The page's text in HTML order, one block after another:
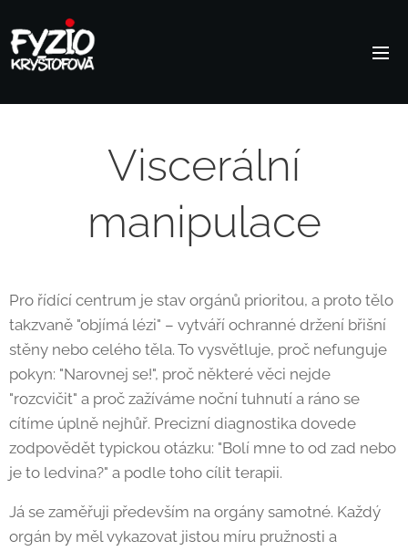
Viscerální
manipulace
Pro řídící centrum je stav orgánů prioritou, a proto tělo
takzvaně "objímá lézi" – vytváří ochranné držení břišní
stěny nebo celého těla. To vysvětluje, proč nefunguje
pokyn: "Narovnej se!", proč některé věci nejde
"rozcvičit" a proč zažíváme noční tuhnutí a ráno se
cítíme úplně nejhůř. Precizní diagnostika dovede
zodpovědět typickou otázku: "Bolí mne to od zad nebo
je to ledvina?" a podle toho cílit terapii.
Já se zaměřuji především na orgány samotné. Každý
orgán by měl vykazovat jistou míru pružnosti a